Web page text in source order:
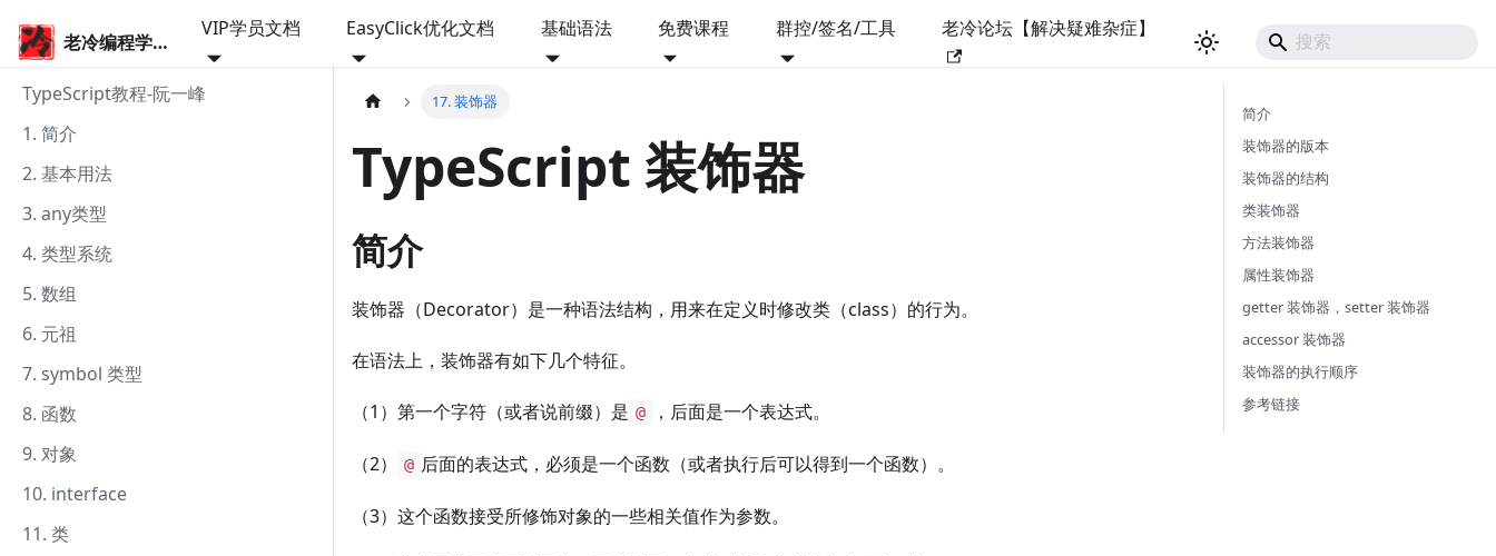
老冷编程学院
VIP学员文档 EasyClick优化文档 基础语法 免费课程 群控/签名/工具 老冷论坛【解决疑难杂症】
TypeScript教程-阮一峰
1. 简介
2. 基本用法
3. any类型
4. 类型系统
5. 数组
6. 元祖
7. symbol 类型
8. 函数
9. 对象
10. interface
11. 类
17. 装饰器
TypeScript 装饰器
简介
装饰器（Decorator）是一种语法结构，用来在定义时修改类（class）的行为。
在语法上，装饰器有如下几个特征。
（1）第一个字符（或者说前缀）是 @ ，后面是一个表达式。
（2） @ 后面的表达式，必须是一个函数（或者执行后可以得到一个函数）。
（3）这个函数接受所修饰对象的一些相关值作为参数。
简介
装饰器的版本
装饰器的结构
类装饰器
方法装饰器
属性装饰器
getter 装饰器，setter 装饰器
accessor 装饰器
装饰器的执行顺序
参考链接